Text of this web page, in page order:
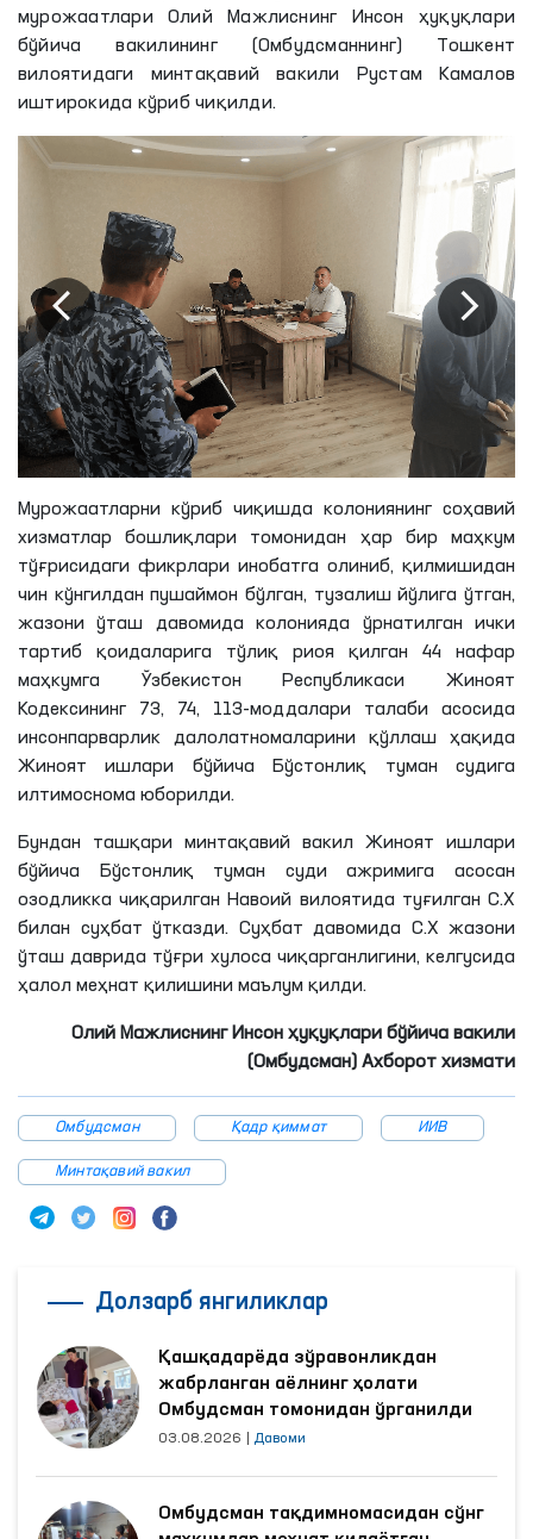
мурожаатлари Олий Мажлиснинг Инсон ҳуқуқлари
бўйича вакилининг (Омбудсманнинг) Тошкент
вилоятидаги минтақавий вакили Рустам Камалов
иштирокида кўриб чиқилди.
Мурожаатларни кўриб чиқишда колониянинг соҳавий
хизматлар бошлиқлари томонидан ҳар бир маҳкум
тўғрисидаги фикрлари инобатга олиниб, қилмишидан
чин кўнгилдан пушаймон бўлган, тузалиш йўлига ўтган,
жазони ўташ давомида колонияда ўрнатилган ички
тартиб қоидаларига тўлиқ риоя қилган 44 нафар
маҳкумга Ўзбекистон Республикаси Жиноят
Кодексининг 73, 74, 113-моддалари талаби асосида
инсонпарварлик далолатномаларини қўллаш ҳақида
Жиноят ишлари бўйичаБўстонлиқ туман судига
илтимоснома юборилди.
Бундан ташқари минтақавий вакил Жиноят ишлари
бўйича Бўстонлиқ туман суди ажримига асосан
озодликка чиқарилган Навоий вилоятида туғилган С.Х
билан суҳбат ўтказди. Суҳбат давомида С.Х жазони
ўташ даврида тўғри хулоса чиқарганлигини, келгусида
ҳалол меҳнат қилишини маълум қилди.
Олий Мажлиснинг Инсон ҳуқуқлари бўйича вакили
(Омбудсман) Ахборот хизмати
Омбудсман Қадр қиммат ИИВ
Минтақавий вакил
Долзарб янгиликлар
Қашқадарёда зўравонликдан
жабрланган аёлнинг ҳолати
Омбудсман томонидан ўрганилди
03.08.2026 Давоми
Омбудсман тақдимномасидан сўнг